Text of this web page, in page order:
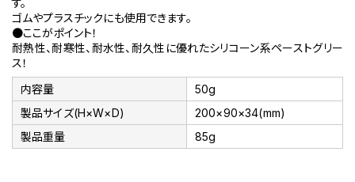
す。
ゴムやプラスチックにも使用できます。
●ここがポイント！
耐熱性、耐寒性、耐水性、耐久性に優れたシリコーン系ペーストグリー
ス！
内容量
50g
製品サイズ(H×W×D)
200×90×34(mm)
製品重量
85g